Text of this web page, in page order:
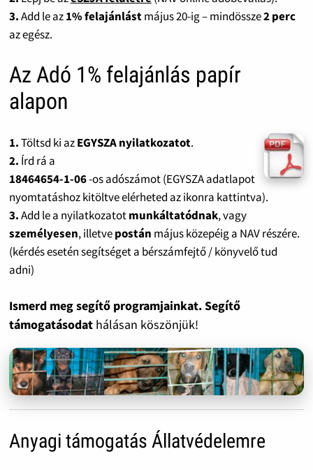
3.Add le az1% felajánlástmájus 20-ig – mindössze2 perc
az egész.
Az Adó 1% felajánlás papír
alapon
1.Töltsd ki azEGYSZA nyilatkozatot.
2. Írd rá a
18464654-1-06-os adószámot (EGYSZA adatlapot
nyomtatáshoz kitöltve elérheted az ikonra kattintva).
3.Add le a nyilatkozatotmunkáltatódnak, vagy
személyesen, illetvepostán május közepéig a NAV részére.
(kérdés esetén segítséget a bérszámfejtő / könyvelő tud
adni)
Ismerd meg segítő programjainkat. Segítő
támogatásodat hálásan köszönjük!
Anyagi támogatás Állatvédelemre